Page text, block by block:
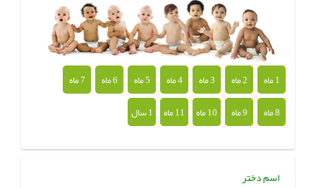
1 ماه 2 ماه 3 ماه 4 ماه 5 ماه 6 ماه
7 ماه
8 ماه
9 ماه 10 ماه 11 ماه 1 سال
اسم دختر